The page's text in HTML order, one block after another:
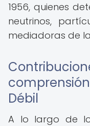
1956, quienes
neutrinos,
mediadoras de
Débil
A lo largo de